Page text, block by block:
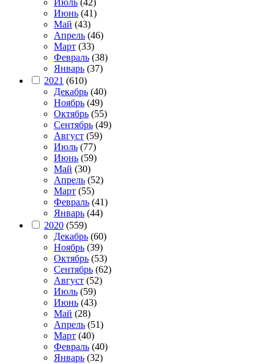
Июль (42)
Июнь (41)
Май (43)
Апрель (46)
Март (33)
Февраль (38)
Январь (37)
2021 (610)
Декабрь (40)
Ноябрь (49)
Октябрь (55)
Сентябрь (49)
Август (59)
Июль (77)
Июнь (59)
Май (30)
Апрель (52)
Март (55)
Февраль (41)
Январь (44)
2020 (559)
Декабрь (60)
Ноябрь (39)
Октябрь (53)
Сентябрь (62)
Август (52)
Июль (59)
Июнь (43)
Май (28)
Апрель (51)
Март (40)
Февраль (40)
Январь (32)